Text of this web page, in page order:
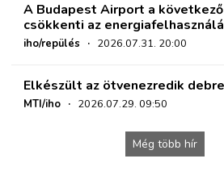
A Budapest Airport a
csökkenti az
iho/repülés · 2026.07.31. 20:00
Elkészült az ötvenezredik
MTI/iho · 2026.07.29. 09:50
Még több hír